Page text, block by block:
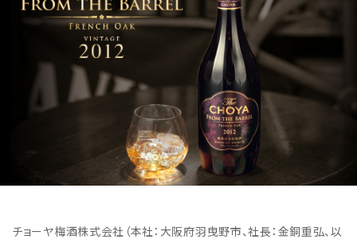
チョーヤ梅酒株式会社（本社：大阪府羽曳野市、社長：金銅重弘、以